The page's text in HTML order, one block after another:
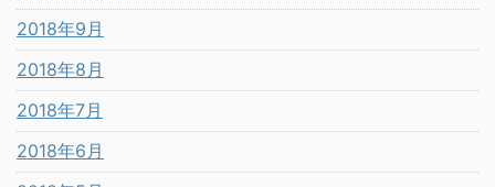
2018年9月
2018年8月
2018年7月
2018年6月